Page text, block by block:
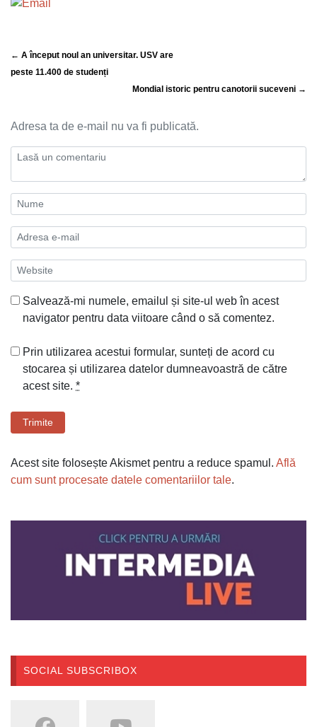
← A început noul an universitar. USV are
peste 11.400 de studenți
Mondial istoric pentru canotorii suceveni →
Adresa ta de e-mail nu va fi publicată.
Salvează-mi numele, emailul și site-ul web în acest
navigator pentru data viitoare când o să comentez.
Prin utilizarea acestui formular, sunteți de acord cu
stocarea și utilizarea datelor dumneavoastră de către
acest site. *
Trimite
Acest site folosește Akismet pentru a reduce spamul. Află
cum sunt procesate datele comentariilor tale.
SOCIAL SUBSCRIBOX